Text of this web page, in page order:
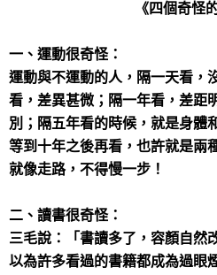
《四個奇怪
一、運動很奇怪：
運動與不運動的人，隔一天看，
看，差異甚微；隔一年看，差距
別；隔五年看的時候，就是身體
等到十年之後再看，也許就是兩
就像走路，不得慢一步！
二、讀書很奇怪：
三毛說：「書讀多了，容顏自然
以為許多看過的書籍都成為過眼